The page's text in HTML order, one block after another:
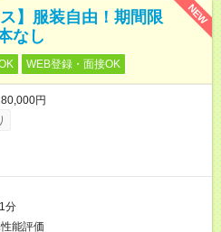
NEW
】服装自由！期間限
なし
WEB登録・面接OK
円
分
能評価